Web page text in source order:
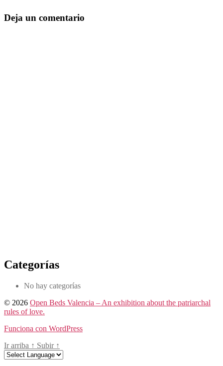
Deja un comentario
Categorías
No hay categorías
© 2026 Open Beds Valencia – An exhibition about the patriarchal
rules of love.
Funciona con WordPress
Ir arriba ↑ Subir ↑